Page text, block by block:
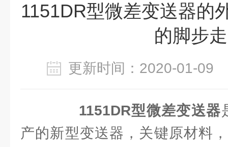
1151DR型微差变送器的
的脚步走
更新时间：2020-01-
1151DR型微差变送器
产的新型变送器，关键原材料